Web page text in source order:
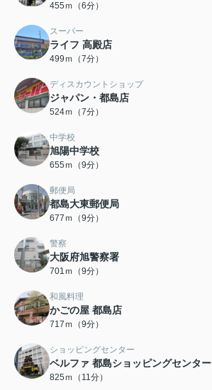
455ｍ（6分）
スーパー
ライフ 高殿店
499ｍ（7分）
ディスカウントショップ
ジャパン・都島店
524ｍ（7分）
中学校
旭陽中学校
655ｍ（9分）
郵便局
都島大東郵便局
677ｍ（9分）
警察
大阪府旭警察署
701ｍ（9分）
和風料理
かごの屋 都島店
717ｍ（9分）
ショッピングセンター
ベルファ 都島ショッピングセンター
825ｍ（11分）